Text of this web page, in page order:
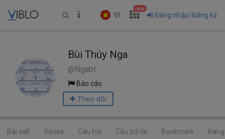
VI
new
Đăng nhập/Đăng ký
Bùi Thúy Nga
@Ngabt
Báo cáo
Theo dõi
Bài viết Series Câu hỏi Câu trả lời Bookmark